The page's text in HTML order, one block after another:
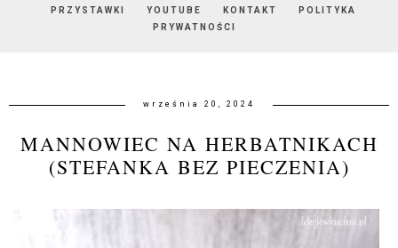
PRZYSTAWKI
YOUTUBE KONTAKT
POLITYKA
PRYWATNOŚCI
września 20, 2024
MANNOWIEC NA HERBATNIKACH
(STEFANKA BEZ PIECZENIA)